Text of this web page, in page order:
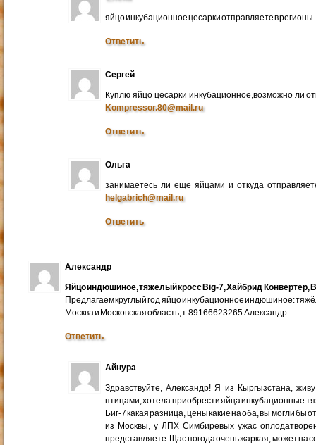
яйцо инкубационное цесарки отправляете в регионы
Ответить
Сергей
Куплю яйцо цесарки инкубационное,возможно ли
Kompressor.80@mail.ru
Ответить
Ольга
занимаетесь ли еще яйцами и откуда
helgabrich@mail.ru
Ответить
Александр
Яйцо индюшиное, тяжёлый кросс Big-7, Хайбрид Конвертер,
Предлагаем круглый год яйцо инкубационное индюшиное:
Москва и Московская область, т. 89166623265 Александр.
Ответить
Айнура
Здравствуйте, Александр! Я из Кыргызстана,
птицами, хотела приобрести яйца инкубационные
Биг-7 какая разница, цены какие на оба, вы могли бы
из Москвы, у ЛПХ Симбиревых ужас
представляете. Щас погода очень жаркая, может на